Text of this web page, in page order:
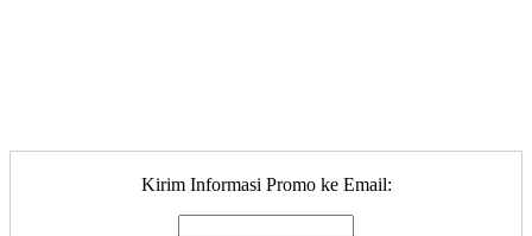
Kirim Informasi Promo ke Email: